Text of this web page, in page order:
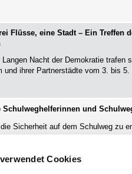
Cookies
Flüsse, eine Stadt – Ein Treffen
Langen Nacht der Demokratie
und ihrer Partnerstädte vom 3. bis
Schulweghelferinnen und
Sicherheit auf dem Schulweg zu